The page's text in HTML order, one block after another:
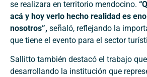
se realizara en territorio mendocino.
acá y hoy verlo hecho realidad es
nosotros”, señaló, reflejando la
que tiene el evento para el sector
Sallitto también destacó el trabajo
desarrollando la institución que